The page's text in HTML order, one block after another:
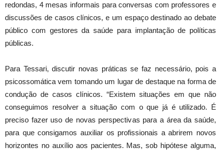
redondas, 4 mesas informais para conversas com professores e
discussões de casos clínicos, e um espaço destinado ao debate
público com gestores da saúde para implantação de políticas
públicas.
Para Tessari, discutir novas práticas se faz necessário, pois a
psicossomática vem tomando um lugar de destaque na forma de
condução de casos clínicos. “Existem situações em que não
conseguimos resolver a situação com o que já é utilizado. É
preciso fazer uso de novas perspectivas para a área da saúde,
para que consigamos auxiliar os profissionais a abrirem novos
horizontes no auxílio aos pacientes. Mas, sob hipótese alguma,